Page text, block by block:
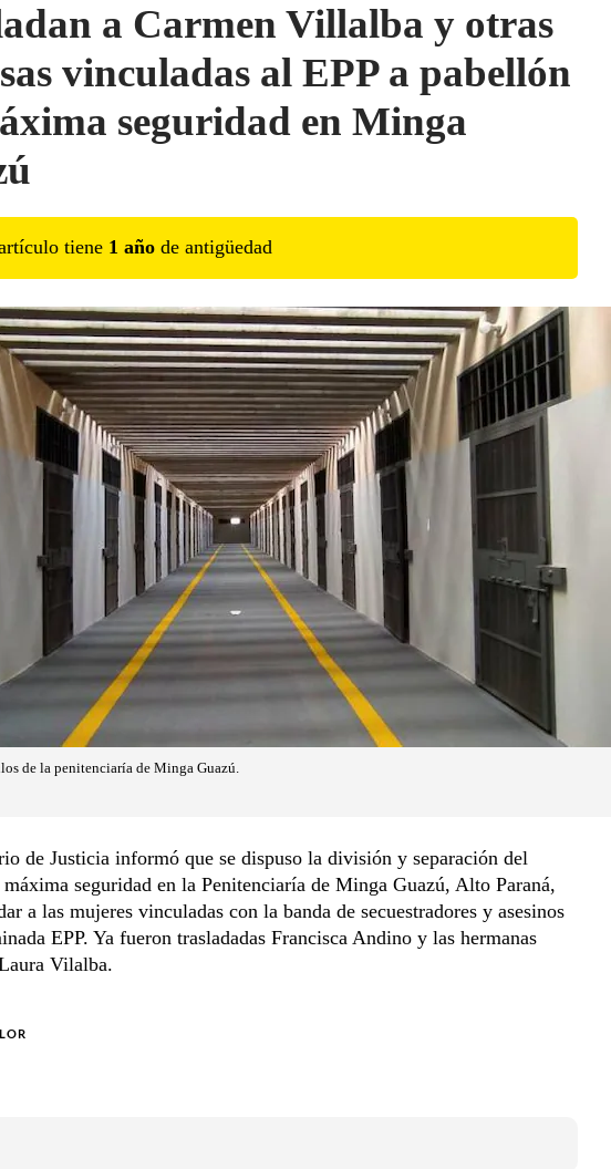
a Carmen Villalba y otras
vinculadas al EPP a pabellón
seguridad en Minga
tiene 1 año de antigüedad
de la penitenciaría de Minga Guazú.
de Justicia informó que se dispuso la división y separación del
seguridad en la Penitenciaría de Minga Guazú, Alto Paraná,
a las mujeres vinculadas con la banda de secuestradores y asesinos
EPP. Ya fueron trasladadas Francisca Andino y las hermanas
Vilalba.